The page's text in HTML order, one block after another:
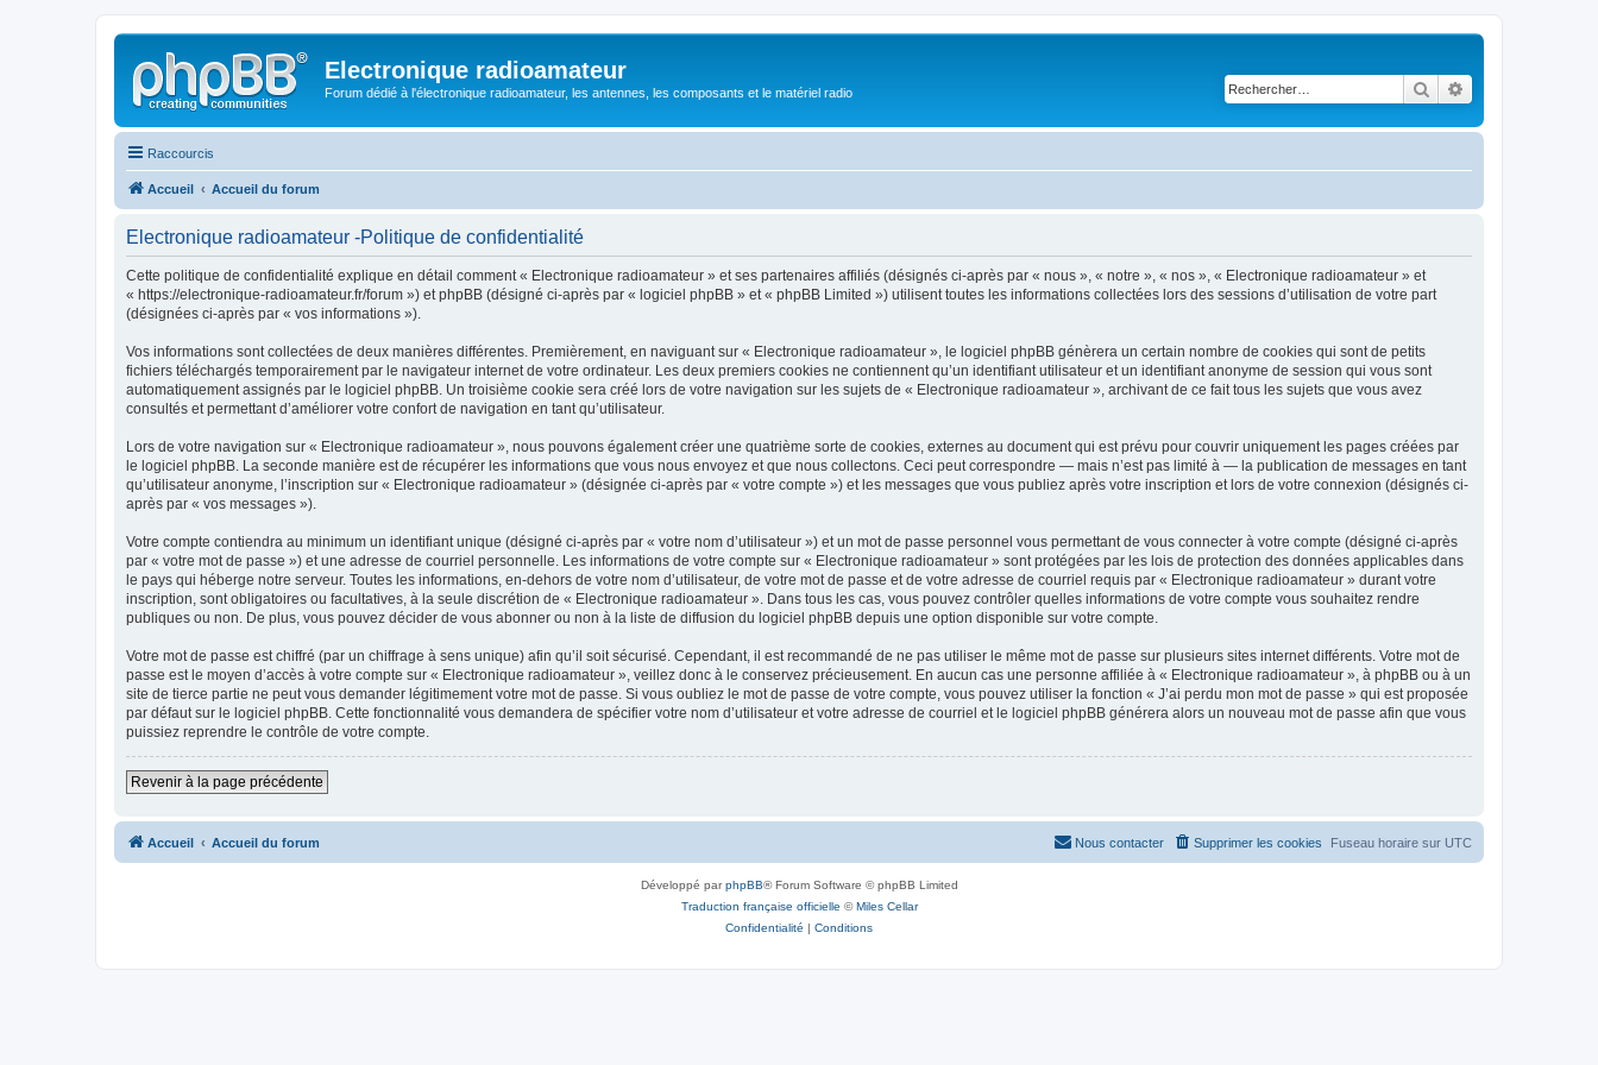
Electronique radioamateur
Forum dédié à l'électronique radioamateur, les antennes, les composants et le matériel radio Rechercher
Raccourcis
Accueil Accueil du forum
Electronique radioamateur -Politique de confidentialité
Cette politique de confidentialité explique en détail comment « Electronique radioamateur » et ses partenaires affiliés (désignés ci-après par « nous », « notre », « nos », « Electronique radioamateur » et
« https://electronique-radioamateur.fr/forum ») et phpBB (désigné ci-après par « logiciel phpBB » et « phpBB Limited ») utilisent toutes les informations collectées lors des sessions d’utilisation de votre part
(désignées ci-après par « vos informations »).
Vos informations sont collectées de deux manières différentes. Premièrement, en naviguant sur « Electronique radioamateur », le logiciel phpBB génèrera un certain nombre de cookies qui sont de petits
fichiers téléchargés temporairement par le navigateur internet de votre ordinateur. Les deux premiers cookies ne contiennent qu’un identifiant utilisateur et un identifiant anonyme de session qui vous sont
automatiquement assignés par le logiciel phpBB. Un troisième cookie sera créé lors de votre navigation sur les sujets de « Electronique radioamateur », archivant de ce fait tous les sujets que vous avez
consultés et permettant d’améliorer votre confort de navigation en tant qu’utilisateur.
Lors de votre navigation sur « Electronique radioamateur », nous pouvons également créer une quatrième sorte de cookies, externes au document qui est prévu pour couvrir uniquement les pages créées par
le logiciel phpBB. La seconde manière est de récupérer les informations que vous nous envoyez et que nous collectons. Ceci peut correspondre — mais n’est pas limité à — la publication de messages en tant
qu’utilisateur anonyme, l’inscription sur « Electronique radioamateur » (désignée ci-après par « votre compte ») et les messages que vous publiez après votre inscription et lors de votre connexion (désignés ci-
après par « vos messages »).
Votre compte contiendra au minimum un identifiant unique (désigné ci-après par « votre nom d’utilisateur ») et un mot de passe personnel vous permettant de vous connecter à votre compte (désigné ci-après
par « votre mot de passe ») et une adresse de courriel personnelle. Les informations de votre compte sur « Electronique radioamateur » sont protégées par les lois de protection des données applicables dans
le pays qui héberge notre serveur. Toutes les informations, en-dehors de votre nom d’utilisateur, de votre mot de passe et de votre adresse de courriel requis par « Electronique radioamateur » durant votre
inscription, sont obligatoires ou facultatives, à la seule discrétion de « Electronique radioamateur ». Dans tous les cas, vous pouvez contrôler quelles informations de votre compte vous souhaitez rendre
publiques ou non. De plus, vous pouvez décider de vous abonner ou non à la liste de diffusion du logiciel phpBB depuis une option disponible sur votre compte.
Votre mot de passe est chiffré (par un chiffrage à sens unique) afin qu’il soit sécurisé. Cependant, il est recommandé de ne pas utiliser le même mot de passe sur plusieurs sites internet différents. Votre mot de
passe est le moyen d’accès à votre compte sur « Electronique radioamateur », veillez donc à le conservez précieusement. En aucun cas une personne affiliée à « Electronique radioamateur », à phpBB ou à un
site de tierce partie ne peut vous demander légitimement votre mot de passe. Si vous oubliez le mot de passe de votre compte, vous pouvez utiliser la fonction « J’ai perdu mon mot de passe » qui est proposée
par défaut sur le logiciel phpBB. Cette fonctionnalité vous demandera de spécifier votre nom d’utilisateur et votre adresse de courriel et le logiciel phpBB générera alors un nouveau mot de passe afin que vous
puissiez reprendre le contrôle de votre compte.
Revenir à la page précédente
Accueil Accueil du forum Fuseau horaire sur UTC
Supprimer les cookies
Nous contacter
Développé parphpBB® Forum Software © phpBB Limited
Traduction française officielle ©Miles Cellar
Confidentialité | Conditions